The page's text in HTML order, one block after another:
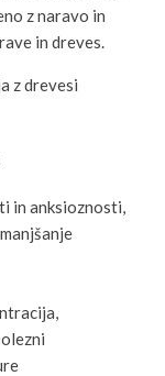
z naravo in
in dreves.
z drevesi
in anksioznosti,